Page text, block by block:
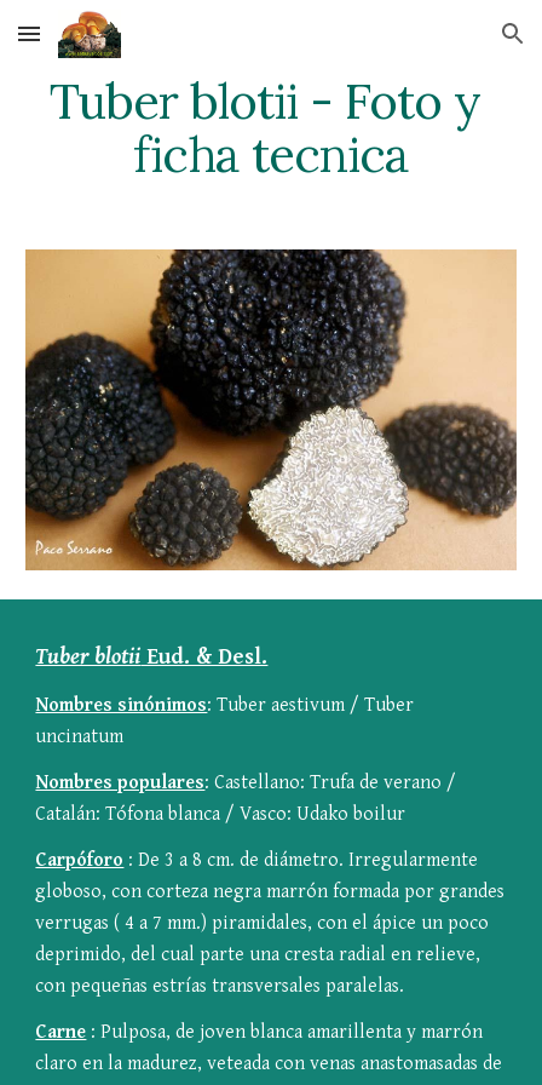
Skip to main content Skip to navigation
Tuber blotii - Foto y
ficha tecnica
Tuber blotii Eud. & Desl.
Nombres sinónimos: Tuber aestivum / Tuber
uncinatum
Nombres populares: Castellano: Trufa de verano /
Catalán: Tófona blanca / Vasco: Udako boilur
Carpóforo : De 3 a 8 cm. de diámetro. Irregularmente
globoso, con corteza negra marrón formada por grandes
verrugas ( 4 a 7 mm.) piramidales, con el ápice un poco
deprimido, del cual parte una cresta radial en relieve,
con pequeñas estrías transversales paralelas.
Carne : Pulposa, de joven blanca amarillenta y marrón
claro en la madurez, veteada con venas anastomasadas de